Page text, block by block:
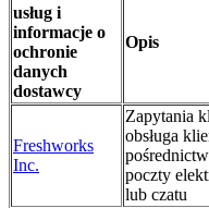
usług i
informacje o
ochronie
danych
dostawcy
Opis
Freshworks
Inc.
Zapytania
obsługa
poczty
lub czatu